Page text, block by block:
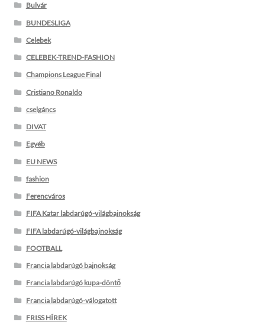
Bulvár
BUNDESLIGA
Celebek
CELEBEK-TREND-FASHION
Champions League Final
Cristiano Ronaldo
cselgáncs
DIVAT
Egyéb
EU NEWS
fashion
Ferencváros
FIFA Katar labdarúgó-világbajnokság
FIFA labdarúgó-világbajnokság
FOOTBALL
Francia labdarúgó bajnokság
Francia labdarúgó kupa-döntő
Francia labdarúgó-válogatott
FRISS HÍREK